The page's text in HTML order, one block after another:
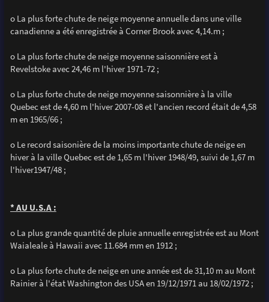
o La plus forte chute de neige moyenne annuelle dans une ville
canadienne a été enregistrée à Corner Brook avec 4,14.m ;
o La plus forte chute de neige moyenne saisonnière est à
Revelstoke avec 24,46 m l'hiver 1971-72 ;
o La plus forte chute de neige moyenne saisonnière à la ville
Quebec est de 4,60 m l'hiver 2007-08 et l'ancien record était de 4,58
m en 1965/66 ;
o Le record saisonière de la moins importante chute de neige en
hiver à la ville Quebec est de 1,65 m l'hiver 1948/49, suivi de 1,67 m
l'hiver1947/48 ;
* AU U.S.A :
o La plus grande quantité de pluie annuelle enregistrée est au Mont
Waialeale à Hawaii avec 11.684 mm en 1912 ;
o La plus forte chute de neige en une année est de 31,10 m au Mont
Rainier à l'état Washington des USA en 19/12/1971 au 18/02/1972 ;